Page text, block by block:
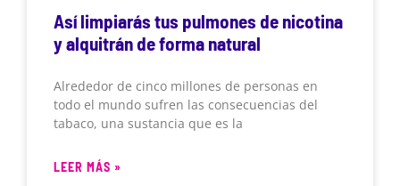
Así limpiarás tus pulmones de nicotina
y alquitrán de forma natural
Alrededor de cinco millones de personas en
todo el mundo sufren las consecuencias del
tabaco, una sustancia que es la
LEER MÁS »